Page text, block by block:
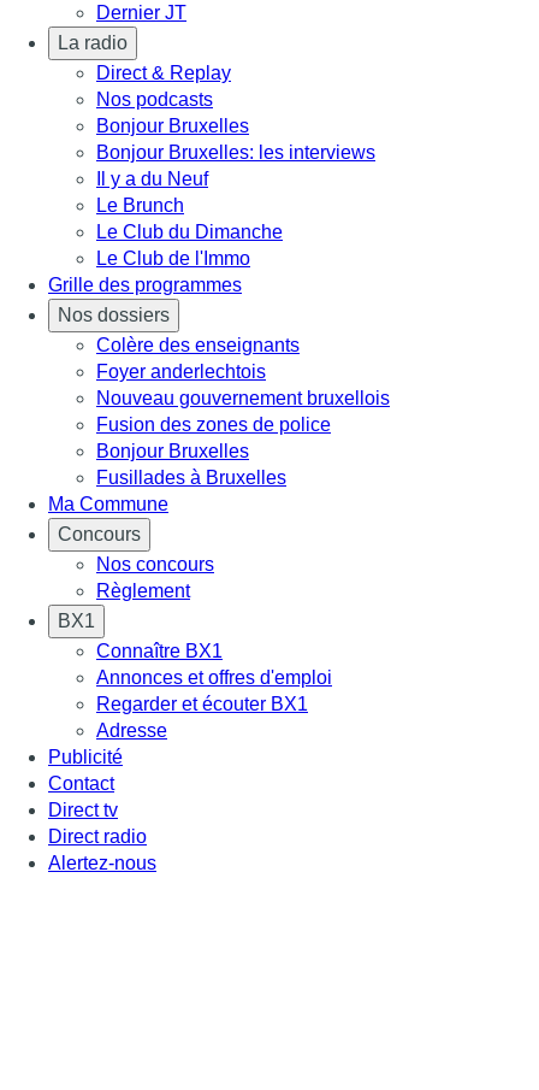
Dernier JT
La radio
Direct & Replay
Nos podcasts
Bonjour Bruxelles
Bonjour Bruxelles: les interviews
Il y a du Neuf
Le Brunch
Le Club du Dimanche
Le Club de l'Immo
Grille des programmes
Nos dossiers
Colère des enseignants
Foyer anderlechtois
Nouveau gouvernement bruxellois
Fusion des zones de police
Bonjour Bruxelles
Fusillades à Bruxelles
Ma Commune
Concours
Nos concours
Règlement
BX1
Connaître BX1
Annonces et offres d'emploi
Regarder et écouter BX1
Adresse
Publicité
Contact
Direct tv
Direct radio
Alertez-nous